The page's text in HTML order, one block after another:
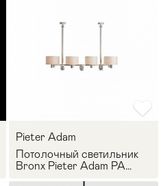
Pieter Adam
Потолочный светильник
Bronx Pieter Adam PA